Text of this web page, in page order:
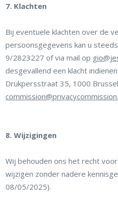
7. Klachten
Bij eventuele klachten over de
persoonsgegevens kan u
9/2823227 of via mail op
desgevallend een klacht
Drukpersstraat 35, 1000 Brussel
8. Wijzigingen
Wij behouden ons het recht
wijzigen zonder nadere
08/05/2025).